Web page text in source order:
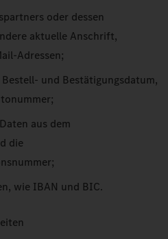
oder dessen
aktuelle Anschrift,
Adressen;
und Bestätigungsdatum,
aus dem
die
wie IBAN und BIC.